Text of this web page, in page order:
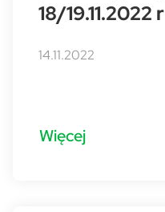
18/19.11.2022 r
14.11.2022
Więcej